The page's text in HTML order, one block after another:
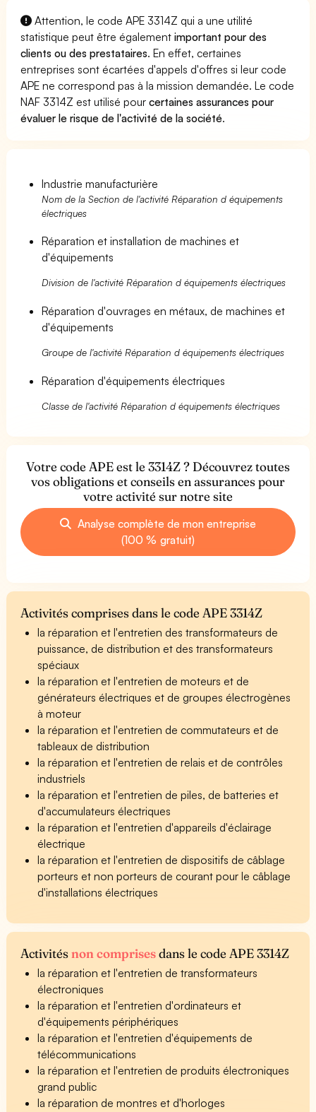
Attention, le code APE 3314Z qui a une utilité
statistique peut être égalementimportant pour des
clients ou des prestataires. En effet, certaines
entreprises sont écartées d'appels d'offres si leur code
APE ne correspond pas à la mission demandée. Le code
NAF 3314Z est utilisé pourcertaines assurances pour
évaluer le risque de l'activité de la société.
Industrie manufacturière
Nom de la Section de l'activité Réparation d équipements
électriques
Réparation et installation de machines et
d'équipements
Division de l'activité Réparation d équipements électriques
Réparation d'ouvrages en métaux, de machines et
d'équipements
Groupe de l'activité Réparation d équipements électriques
Réparation d'équipements électriques
Classe de l'activité Réparation d équipements électriques
Votre code APE est le 3314Z ? Découvrez toutes
vos obligations et conseils en assurances pour
votre activité sur notre site
Analyse complète de mon entreprise
(100 % gratuit)
Activités comprises dans le code APE 3314Z
la réparation et l'entretien des transformateurs de
puissance, de distribution et des transformateurs
spéciaux
la réparation et l'entretien de moteurs et de
générateurs électriques et de groupes électrogènes
à moteur
la réparation et l'entretien de commutateurs et de
tableaux de distribution
la réparation et l'entretien de relais et de contrôles
industriels
la réparation et l'entretien de piles, de batteries et
d'accumulateurs électriques
la réparation et l'entretien d'appareils d'éclairage
électrique
la réparation et l'entretien de dispositifs de câblage
porteurs et non porteurs de courant pour le câblage
d'installations électriques
Activitésnon comprisesdans le code APE 3314Z
la réparation et l'entretien de transformateurs
électroniques
la réparation et l'entretien d'ordinateurs et
d'équipements périphériques
la réparation et l'entretien d'équipements de
télécommunications
la réparation et l'entretien de produits électroniques
grand public
la réparation de montres et d'horloges